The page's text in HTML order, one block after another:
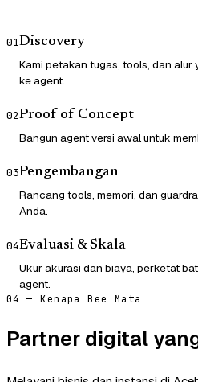
01Discovery
Kami petakan tugas, tools, dan
ke agent.
02Proof of Concept
Bangun agent versi awal untuk
03Pengembangan
Rancang tools, memori, dan
Anda.
04Evaluasi & Skala
Ukur akurasi dan biaya, perketat
agent.
04 — Kenapa Bee Mata
Partner digital